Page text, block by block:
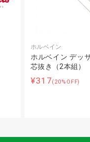
ホルベイン
ホルベイン デッ
芯抜き（2本組）
¥317(20%OFF)